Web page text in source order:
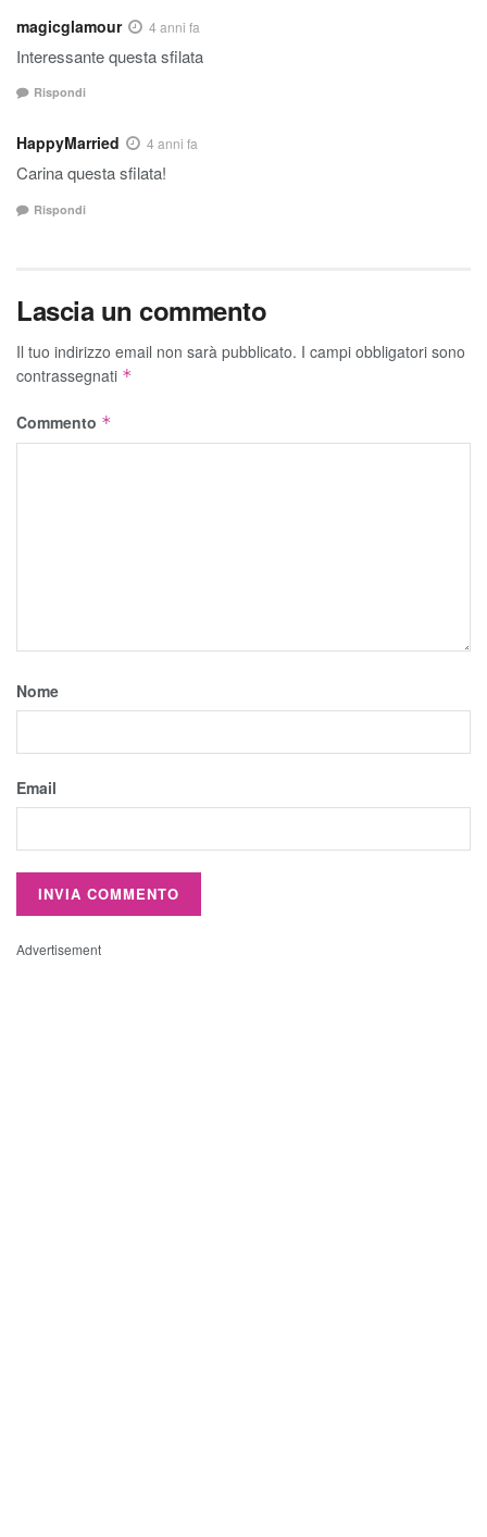
magicglamour 4 anni fa
Interessante questa sfilata
Rispondi
HappyMarried 4 anni fa
Carina questa sfilata!
Rispondi
Lascia un commento
Il tuo indirizzo email non sarà pubblicato. I campi obbligatori sono
contrassegnati *
Commento *
Nome
Email
Advertisement